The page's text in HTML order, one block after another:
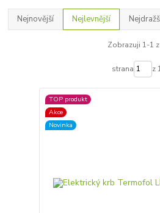
Nejnovější Nejlevnější
Zobrazuji 1-1
strana z
TOP produkt
Akce
Novinka